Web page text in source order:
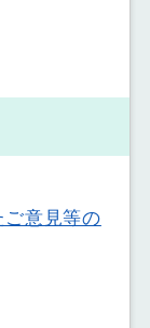
意見等の